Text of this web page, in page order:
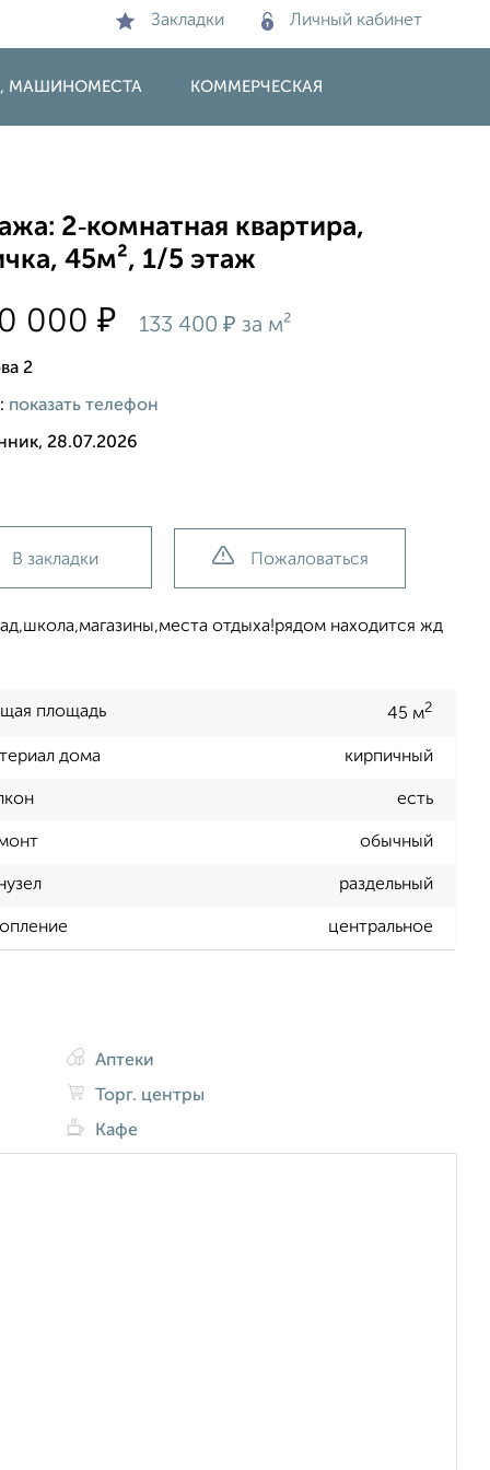
Закладки Личный кабинет
МАШИНОМЕСТА КОММЕРЧЕСКАЯ
2‑комнатная квартира,
45м², 1/5 этаж
000₽ 133 400₽ за м²
2
показать телефон
28.07.2026
В закладки Пожаловаться
отдыха!рядом находится жд
площадь 45 м2
дома кирпичный
есть
обычный
раздельный
центральное
Аптеки
Торг. центры
Кафе